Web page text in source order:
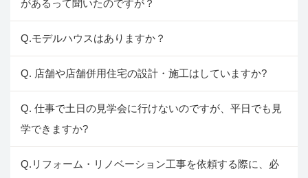
があるって聞いたのですが？
Q.モデルハウスはありますか？
Q. 店舗や店舗併用住宅の設計・施工はしていますか?
Q. 仕事で土日の見学会に行けないのですが、平日でも見
学できますか?
Q.リフォーム・リノベーション工事を依頼する際に、必